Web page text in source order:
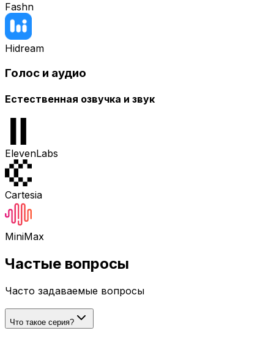
Fashn
Hidream
Голос и аудио
Естественная озвучка и звук
ElevenLabs
Cartesia
MiniMax
Частые вопросы
Часто задаваемые вопросы
Что такое серия?